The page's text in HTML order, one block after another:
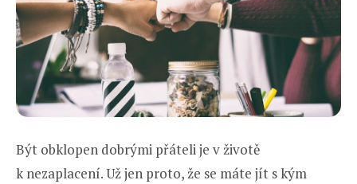
Být obklopen dobrými přáteli je v životě
k nezaplacení. Už jen proto, že se máte jít s kým